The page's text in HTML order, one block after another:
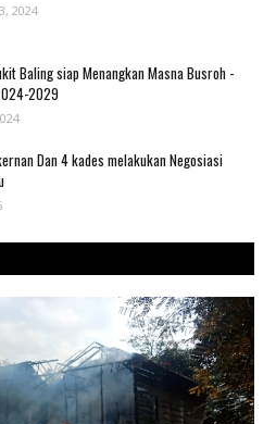
2024
Baling siap Menangkan Masna Busroh -
2029
Dan 4 kades melakukan Negosiasi